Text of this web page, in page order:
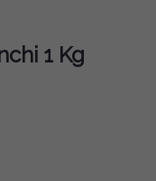
1 Kg